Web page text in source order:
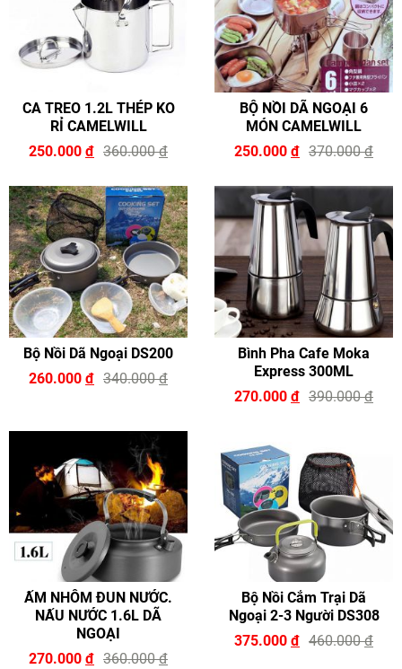
CA TREO 1.2L THÉP KO
RỈ CAMELWILL
250.000 đ 360.000đ
BỘ NỒI DÃ NGOẠI 6
MÓN CAMELWILL
250.000 đ 370.000đ
Bộ Nồi Dã Ngoại DS200
260.000 đ 340.000đ
Bình Pha Cafe Moka
Express 300ML
270.000 đ 390.000đ
ẤM NHÔM ĐUN NƯỚC.
NẤU NƯỚC 1.6L DÃ
NGOẠI
270.000 đ 360.000đ
Bộ Nồi Cắm Trại Dã
Ngoại 2-3 Người DS308
375.000 đ 460.000đ